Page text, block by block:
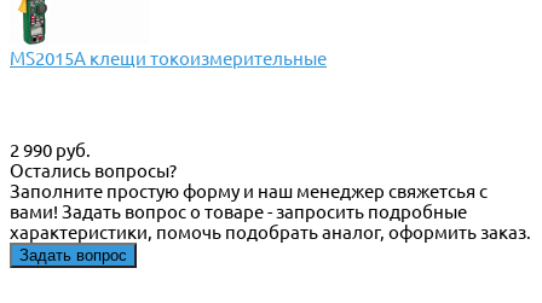
MS2015A клещи токоизмерительные
2 990 руб.
Остались вопросы?
Заполните простую форму и наш менеджер свяжетсья с
вами! Задать вопрос о товаре - запросить подробные
характеристики, помочь подобрать аналог, оформить заказ.
Задать вопрос